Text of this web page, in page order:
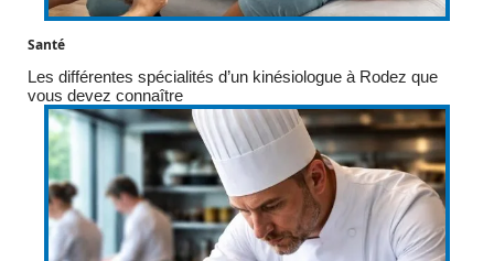
Santé
Les différentes spécialités d’un kinésiologue à Rodez que
vous devez connaître